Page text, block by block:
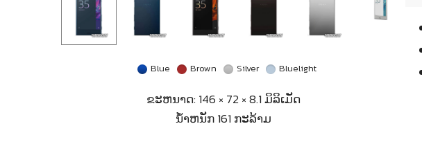
Blue Brown Silver Bluelight
ຂະຫນາດ: 146 × 72 × 8.1 ມິລິເມັດ
ນ້ຳຫນັກ 161 ກະລ້າມ